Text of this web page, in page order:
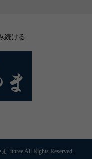
続ける
ithree All Rights Reserved.